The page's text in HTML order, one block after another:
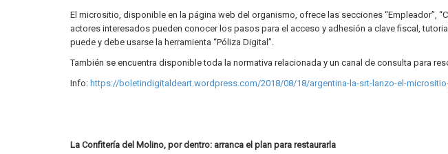
El micrositio, disponible en la página web del organismo, ofrece las secciones “Empleador”,
actores interesados pueden conocer los pasos para el acceso y adhesión a clave fiscal,
puede y debe usarse la herramienta “Póliza Digital”.
También se encuentra disponible toda la normativa relacionada y un canal de consulta para
Info: https://boletindigitaldeart.wordpress.com/2018/08/18/argentina-la-srt-lanzo-el-
La Confitería del Molino, por dentro: arranca el plan para restaurarla